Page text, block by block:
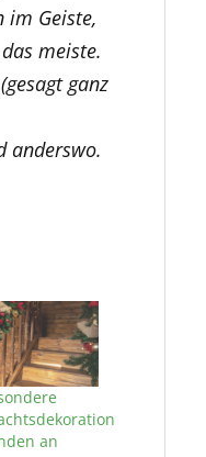
im Geiste,
meiste.
ganz
anderswo.
an